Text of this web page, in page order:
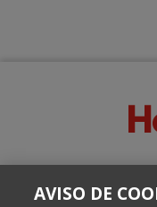
Escrito por el equipo
AVISO DE